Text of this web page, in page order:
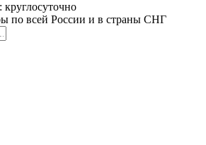
по всей России и в страны СНГ